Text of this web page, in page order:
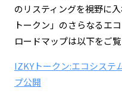
のリスティングを視野に
トークン」のさらなるエ
ロードマップは以下をご覧
IZKYトークン:エコシステ
プ公開